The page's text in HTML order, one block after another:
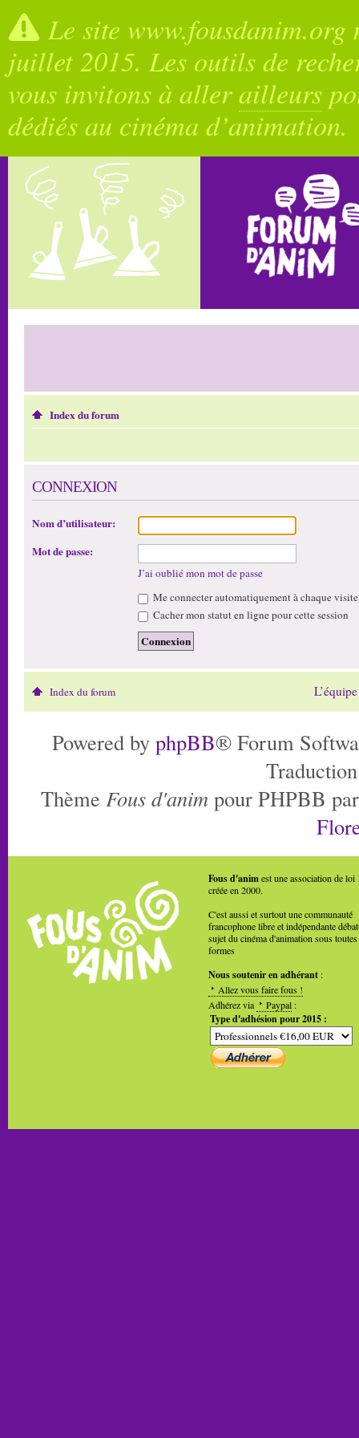
Le site
juillet 2015. Les outils de
vous invitons à allerailleurs
dédiés au cinéma d’animation.
Index du forum
CONNEXION
Nom d’utilisateur:
Mot de passe:
J’ai oublié mon mot de passe
Me connecter automatiquement à chaque visite
Cacher mon statut en ligne pour cette session
Index du forum
Powered by phpBB® Forum
Thème Fous d'anim pour PHPBB
Fous d'animest une association de loi
créée en 2000.
C'est aussi et surtout une communauté
francophone libre et indépendante
sujet du cinéma d'animation sous toutes
formes
Nous soutenir en adhérant :
Allez vous faire fous !
Adhérez via
Paypal :
Type d'adhésion pour 2015 :